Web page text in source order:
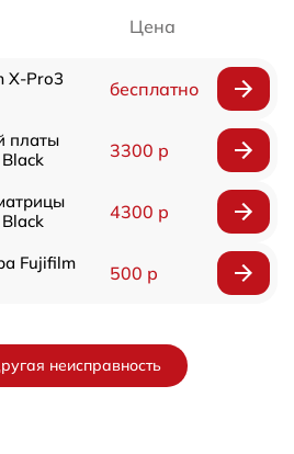
Цена
X-Pro3
бесплатно
платы
3300 р
4300 р
Fujifilm
500 р
неисправность